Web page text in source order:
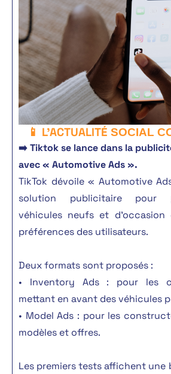
📱 L'ACTUALITÉ SOCIAL
➡️ Tiktok se lance dans la
avec « Automotive Ads ».
TikTok dévoile « Automotive
solution publicitaire pour
véhicules neufs et
préférences des utilisateurs.
Deux formats sont proposés :
• Inventory Ads : pour les
mettant en avant des véhicules
• Model Ads : pour les
modèles et offres.
Les premiers tests affichent une